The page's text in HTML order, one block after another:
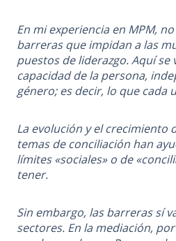
En mi experiencia en MPM,
barreras que impidan a las
puestos de liderazgo. Aquí se
capacidad de la persona,
género; es decir, lo que cada
La evolución y el crecimiento
temas de conciliación han
límites «sociales» o de
tener.
Sin embargo, las barreras sí
sectores. En la mediación,